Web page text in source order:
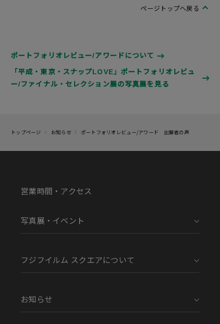
ページトップへ戻る
ポートフォリオレビュー/アワードについて
「平成・東京・スナップLOVE」ポートフォリオレビュ
ー/ファイナル・セレクション展の写真展を見る
トップページ お知らせ ポートフォリオレビュー/アワード 出展者の声
営業時間・アクセス
写真展・イベント
フジフイルム スクエアについて
お知らせ